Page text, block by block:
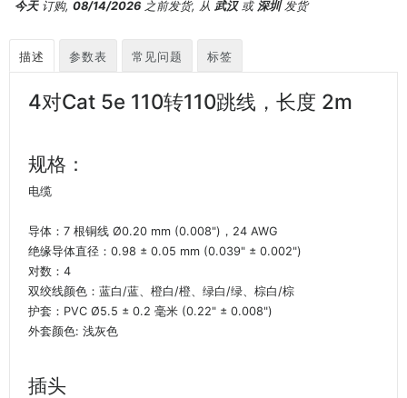
今天订购,08/14/2026 之前发货, 从武汉或 深圳发货
描述 参数表 常见问题 标签
4对Cat 5e 110转110跳线，长度 2m
规格：
电缆
导体：7 根铜线 Ø0.20 mm (0.008")，24 AWG
绝缘导体直径：0.98 ± 0.05 mm (0.039" ± 0.002")
对数：4
双绞线颜色：蓝白/蓝、橙白/橙、绿白/绿、棕白/棕
护套：PVC Ø5.5 ± 0.2 毫米 (0.22" ± 0.008")
外套颜色: 浅灰色
插头